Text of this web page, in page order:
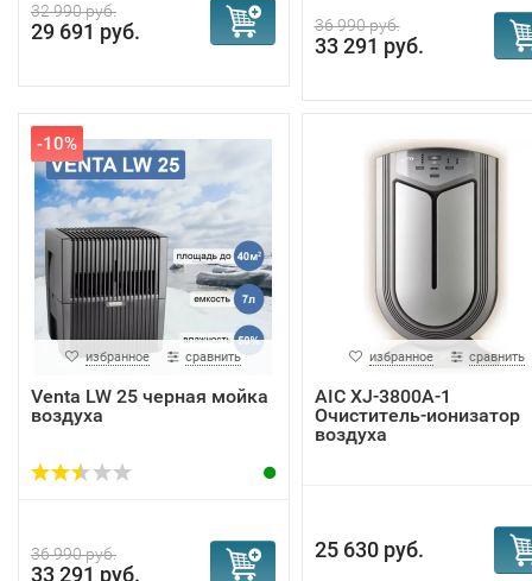
32 990 руб.
29 691 руб. 36 990 руб.
33 291 руб.
-10%
избранное сравнить
Venta LW 25 черная мойка
воздуха
36 990 руб.
33 291 руб.
избранное сравнить
AIC XJ-3800A-1
Очиститель-ионизатор
воздуха
25 630 руб.